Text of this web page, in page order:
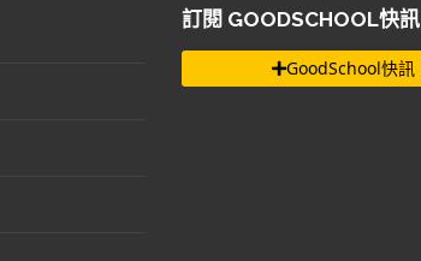
訂閱 GOODSCHOOL快訊
GoodSchool快訊